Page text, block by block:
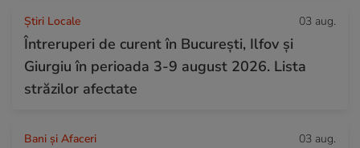
Știri Locale 03 aug.
Întreruperi de curent în București, Ilfov și
Giurgiu în perioada 3-9 august 2026. Lista
străzilor afectate
Bani și Afaceri 03 aug.